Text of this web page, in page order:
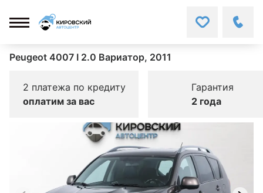
Peugeot 4007 I 2.0 Вариатор, 2011
2 платежа по кредиту
оплатим за вас
Гарантия
2 года